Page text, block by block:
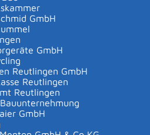
GmbH
GmbH
Reutlingen GmbH
Reutlingen
Reutlingen
GmbH
per Post an
2, 72820 Sonnenbühl
direkt an der Schule
zu folgenden Zeiten direkt
08:30 - 12:00 Uhr
zukünftigen Erstklässler/-
ihre Eltern: